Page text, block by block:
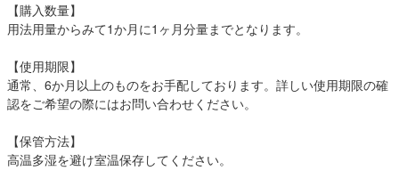
【購入数量】
用法用量からみて1か月に1ヶ月分量までとなります。
【使用期限】
通常、6か月以上のものをお手配しております。詳しい使用期限の確
認をご希望の際にはお問い合わせください。
【保管方法】
高温多湿を避け室温保存してください。